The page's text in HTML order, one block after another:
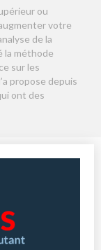
ou
votre
de la
la méthode
sur les
propose depuis
ont des